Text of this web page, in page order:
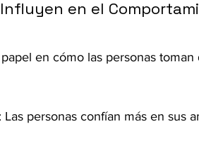
en el
en cómo las personas
personas confían más en sus